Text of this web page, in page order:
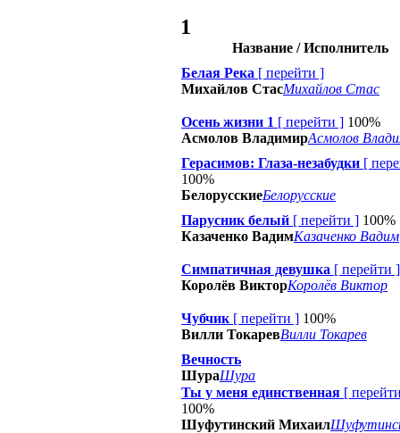
1
Название / Исполнитель
Белая Река [ перейти ]
Михайлов СтасМихайлов Стас
Осень жизни 1 [ перейти ] 100%
Асмолов ВладимирАсмолов
Герасимов: Глаза-незабудки [
100%
БелорусскиеБелорусские
Парусник белый [ перейти ] 100%
Казаченко ВадимКазаченко Вадим
Симпатичная девушка [ перейти ]
Королёв ВикторКоролёв Виктор
Чубчик [ перейти ] 100%
Вилли ТокаревВилли Токарев
Вечность
ШураШура
Ты у меня единственная [
100%
Шуфутинский Михаил